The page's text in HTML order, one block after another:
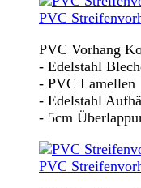
PVC
PVC Vorhang
- Edelstahl
- PVC Lamellen
- Edelstahl
- 5cm
PVC